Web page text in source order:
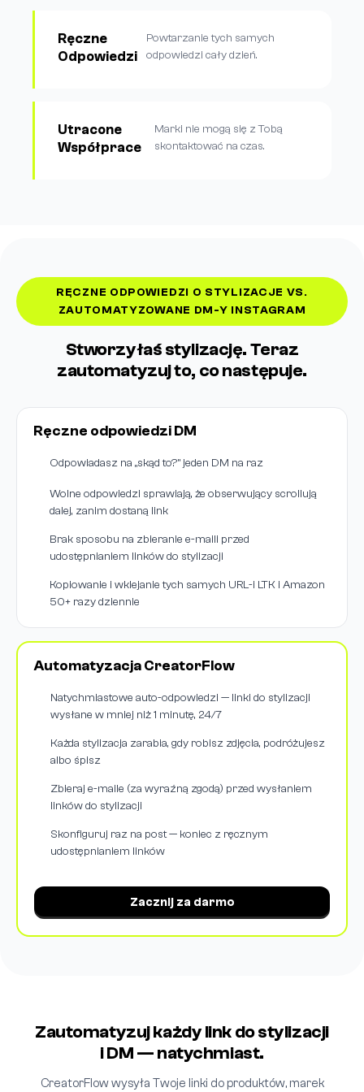
Ręczne
Odpowiedzi
Powtarzanie tych samych
odpowiedzi cały dzień.
Utracone
Współprace
Marki nie mogą się z Tobą
skontaktować na czas.
RĘCZNE ODPOWIEDZI O STYLIZACJE VS.
ZAUTOMATYZOWANE DM-Y INSTAGRAM
Stworzyłaś stylizację. Teraz
zautomatyzuj to, co następuje.
Ręczne odpowiedzi DM
Odpowiadasz na „skąd to?” jeden DM na raz
Wolne odpowiedzi sprawiają, że obserwujący scrollują
dalej, zanim dostaną link
Brak sposobu na zbieranie e-maili przed
udostępnianiem linków do stylizacji
Kopiowanie i wklejanie tych samych URL-i LTK i Amazon
50+ razy dziennie
Automatyzacja CreatorFlow
Natychmiastowe auto-odpowiedzi — linki do stylizacji
wysłane w mniej niż 1 minutę, 24/7
Każda stylizacja zarabia, gdy robisz zdjęcia, podróżujesz
albo śpisz
Zbieraj e-maile (za wyraźną zgodą) przed wysłaniem
linków do stylizacji
Skonfiguruj raz na post — koniec z ręcznym
udostępnianiem linków
Zacznij za darmo
Zautomatyzuj każdy link do stylizacji
i DM — natychmiast.
CreatorFlow wysyła Twoje linki do produktów, marek